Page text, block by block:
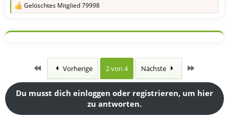
R
k
n
Gelöschtes Mitglied 79998
Erste Vorherige 2 von 4 Nächste
Du musst dich einloggen oder registrieren, um hier
zu antworten.